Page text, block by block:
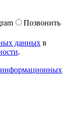
Позвонить
данных в
.
информационных